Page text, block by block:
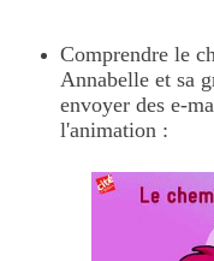
Comprendre le
Annabelle et sa
envoyer des e-
l'animation :